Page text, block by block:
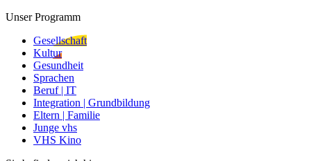
Unser Programm
Gesellschaft
Kultur
Gesundheit
Sprachen
Beruf | IT
Integration | Grundbildung
Eltern | Familie
Junge vhs
VHS Kino